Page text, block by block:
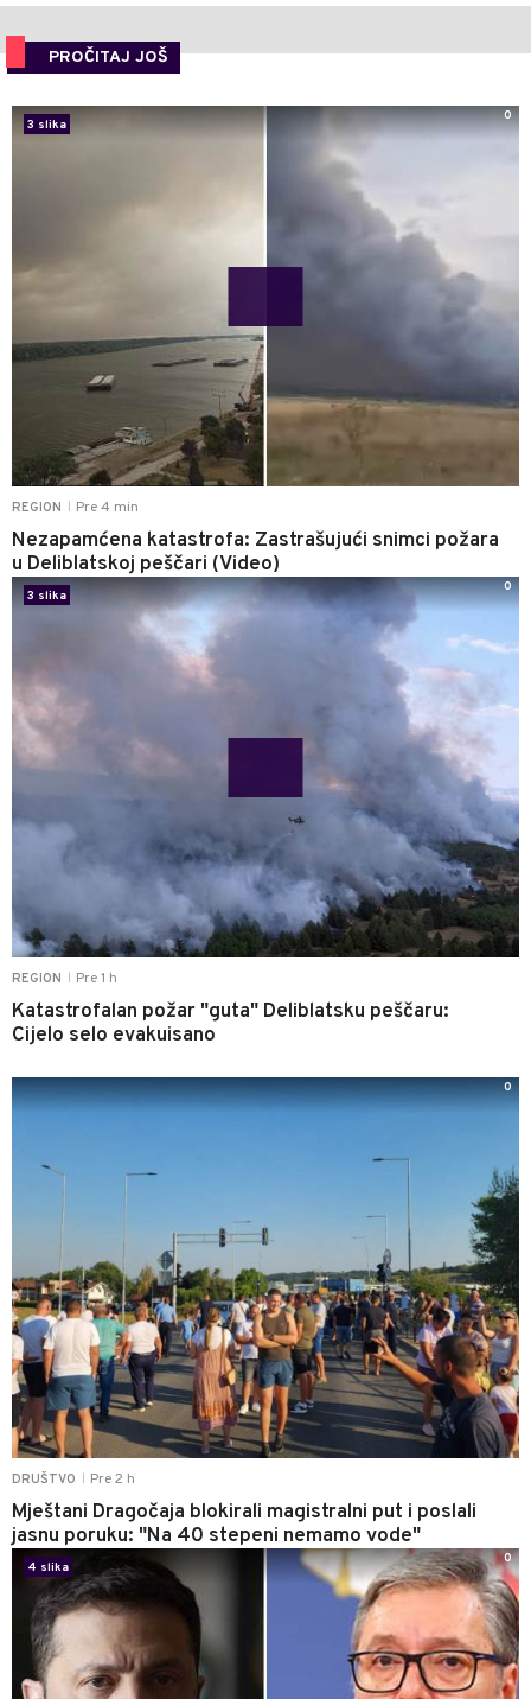
PROČITAJ JOŠ
REGION Pre 4 min
Nezapamćena katastrofa: Zastrašujući snimci požara
u Deliblatskoj peščari (Video)
3 slika
0
REGION Pre 1 h
Katastrofalan požar "guta" Deliblatsku peščaru:
Cijelo selo evakuisano
3 slika
0
DRUŠTVO Pre 2 h
Mještani Dragočaja blokirali magistralni put i poslali
jasnu poruku: "Na 40 stepeni nemamo vode"
0
4 slika
0